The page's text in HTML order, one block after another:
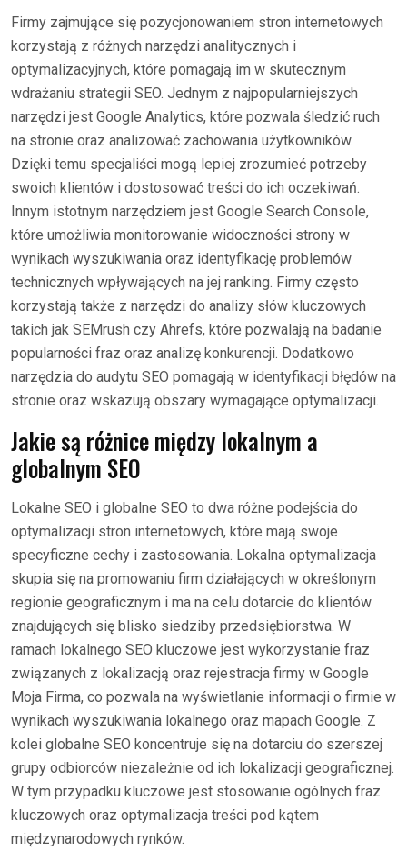
Firmy zajmujące się pozycjonowaniem stron internetowych
korzystają z różnych narzędzi analitycznych i
optymalizacyjnych, które pomagają im w skutecznym
wdrażaniu strategii SEO. Jednym z najpopularniejszych
narzędzi jest Google Analytics, które pozwala śledzić ruch
na stronie oraz analizować zachowania użytkowników.
Dzięki temu specjaliści mogą lepiej zrozumieć potrzeby
swoich klientów i dostosować treści do ich oczekiwań.
Innym istotnym narzędziem jest Google Search Console,
które umożliwia monitorowanie widoczności strony w
wynikach wyszukiwania oraz identyfikację problemów
technicznych wpływających na jej ranking. Firmy często
korzystają także z narzędzi do analizy słów kluczowych
takich jak SEMrush czy Ahrefs, które pozwalają na badanie
popularności fraz oraz analizę konkurencji. Dodatkowo
narzędzia do audytu SEO pomagają w identyfikacji błędów na
stronie oraz wskazują obszary wymagające optymalizacji.
Jakie są różnice między lokalnym a
globalnym SEO
Lokalne SEO i globalne SEO to dwa różne podejścia do
optymalizacji stron internetowych, które mają swoje
specyficzne cechy i zastosowania. Lokalna optymalizacja
skupia się na promowaniu firm działających w określonym
regionie geograficznym i ma na celu dotarcie do klientów
znajdujących się blisko siedziby przedsiębiorstwa. W
ramach lokalnego SEO kluczowe jest wykorzystanie fraz
związanych z lokalizacją oraz rejestracja firmy w Google
Moja Firma, co pozwala na wyświetlanie informacji o firmie w
wynikach wyszukiwania lokalnego oraz mapach Google. Z
kolei globalne SEO koncentruje się na dotarciu do szerszej
grupy odbiorców niezależnie od ich lokalizacji geograficznej.
W tym przypadku kluczowe jest stosowanie ogólnych fraz
kluczowych oraz optymalizacja treści pod kątem
międzynarodowych rynków.